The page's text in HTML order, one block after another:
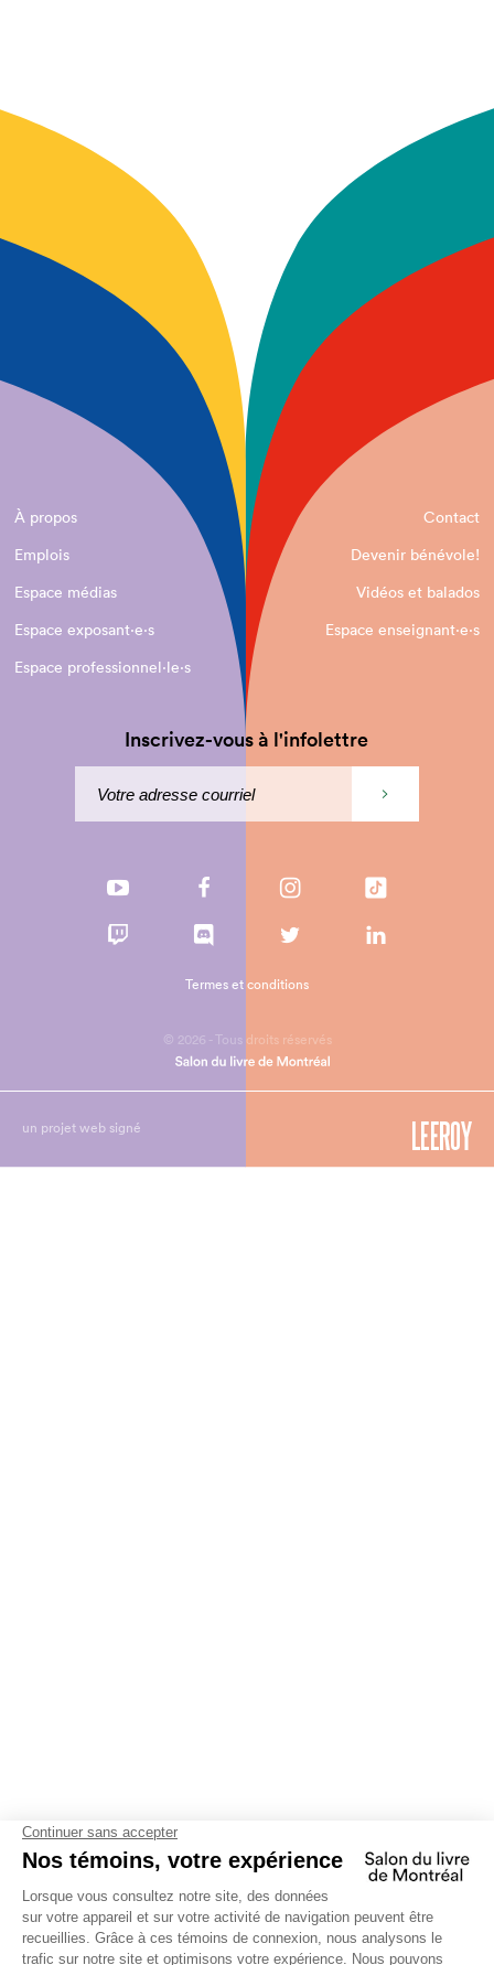
À propos
Contact
Emplois
Devenir bénévole!
Espace médias
Vidéos et balados
Espace exposant·e⋅s
Espace enseignant·e⋅s
Espace professionnel·le⋅s
Inscrivez-vous à l'infolettre
© 2026 - Tous droits réservés
Termes et conditions
un projet web signé